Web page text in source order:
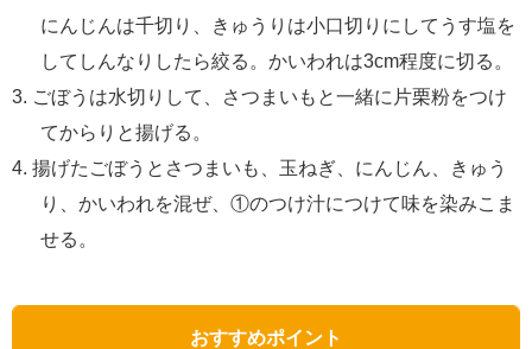
にんじんは千切り、きゅうりは小口切りにしてうす塩を
してしんなりしたら絞る。かいわれは3cm程度に切る。
ごぼうは水切りして、さつまいもと一緒に片栗粉をつけ
てからりと揚げる。
揚げたごぼうとさつまいも、玉ねぎ、にんじん、きゅう
り、かいわれを混ぜ、①のつけ汁につけて味を染みこま
せる。
おすすめポイント